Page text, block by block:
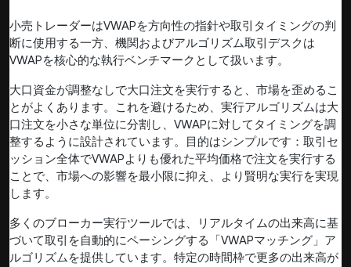
小売トレーダーはVWAPを方向性の指針や取引タイミングの判
断に使用する一方、機関およびアルゴリズム取引デスクは
VWAPを核心的な執行ベンチマークとして扱います。
大口資金が調整なしで大口注文を実行すると、市場を歪めるこ
とがよくあります。これを避けるため、実行アルゴリズムは大
口注文を小さな単位に分割し、VWAPに対してタイミングを調
整するように設計されています。目的はシンプルです：取引セ
ッション全体でVWAPよりも優れた平均価格で注文を実行する
ことで、市場への影響を最小限に抑え、より賢明な実行を実現
します。
多くのブローカー実行ツールでは、リアルタイムの出来高に基
づいて取引を自動的にペーシングする「VWAPマッチング」ア
ルゴリズムを提供しています。特定の時間枠で更多の出来高が